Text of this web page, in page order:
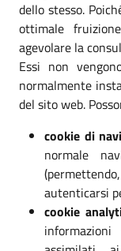
dello stesso.
ottimale
agevolare la
Essi non
normalmente
del sito web.
cookie di
normale
autenticarsi
cookie